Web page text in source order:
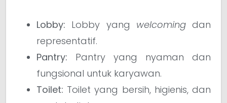
Lobby: Lobby yang welcomingdan
representatif.
Pantry: Pantry yang nyaman dan
fungsional untuk karyawan.
Toilet: Toilet yang bersih, higienis, dan